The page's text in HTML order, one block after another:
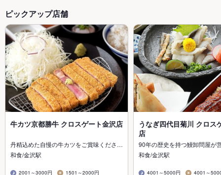
ピックアップ店舗
牛カツ京都勝牛 クロスゲート金沢店
丹精込めた自慢の牛カツをご賞味くださ…
和食/金沢駅
2001～3000円 1501～2000円
うなぎ四代目菊川 クロス
店
90年の歴史を持つ鰻卸問屋が
和食/金沢駅
4001～5000円 4001～